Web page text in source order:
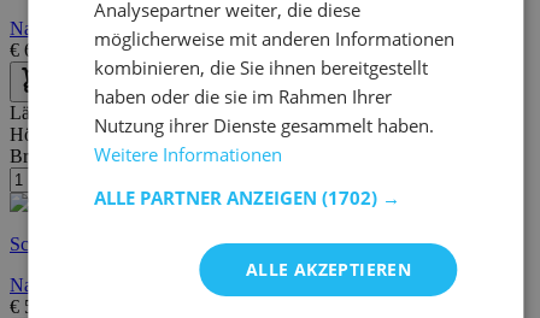
Nachttisch Liva-Kronberg Eiche/Mattweiß
€ 68,95 121,00
Länge:
Höhe:
32 cm
Breite/Tiefe:34 cm
Schnelle Lieferung
Nachttisch Waylon 1 Schublade-Mattweiß/Kronberger Eiche
€ 51,38
Analysepartner weiter, die diese
möglicherweise mit anderen Informationen
kombinieren, die Sie ihnen bereitgestellt
haben oder die sie im Rahmen Ihrer
Nutzung ihrer Dienste gesammelt haben.
Weitere Informationen
ALLE PARTNER ANZEIGEN (1702) →
ALLE AKZEPTIEREN